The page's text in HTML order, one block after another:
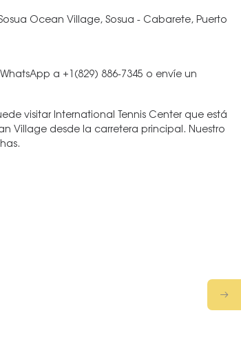
Ocean Village, Sosua - Cabarete, Puerto
a +1(829) 886-7345 o envíe un
visitar International Tennis Center que está
Village desde la carretera principal. Nuestro